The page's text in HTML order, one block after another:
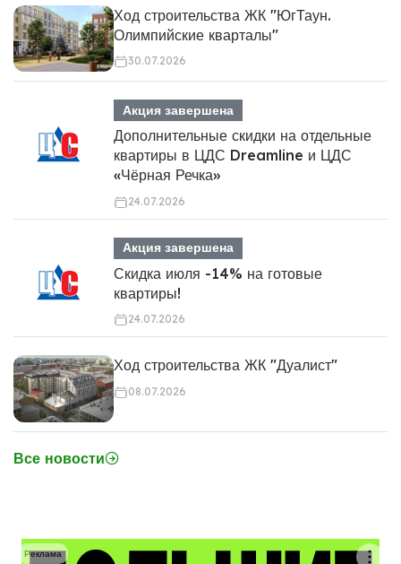
Ход строительства ЖК "ЮгТаун.
Олимпийские кварталы"
30.07.2026
Акция завершена
Дополнительные скидки на отдельные
квартиры в ЦДС Dreamline и ЦДС
«Чёрная Речка»
24.07.2026
Акция завершена
Скидка июля -14% на готовые
квартиры!
24.07.2026
Ход строительства ЖК "Дуалист"
08.07.2026
Все новости
Реклама